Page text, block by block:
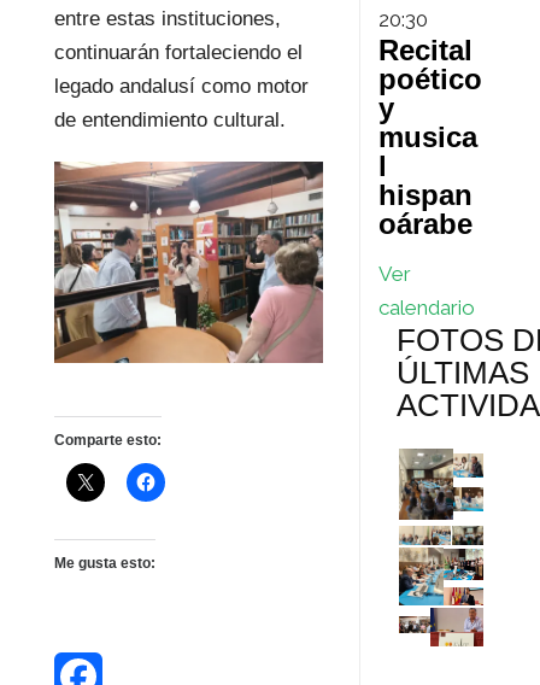
entre estas instituciones,
continuarán fortaleciendo el
legado andalusí como motor
de entendimiento cultural.
Comparte esto:
Me gusta esto:
20:30
Recital
poético
y
musica
l
hispan
oárabe
Ver
calendario
FOTOS
ÚLTIMAS